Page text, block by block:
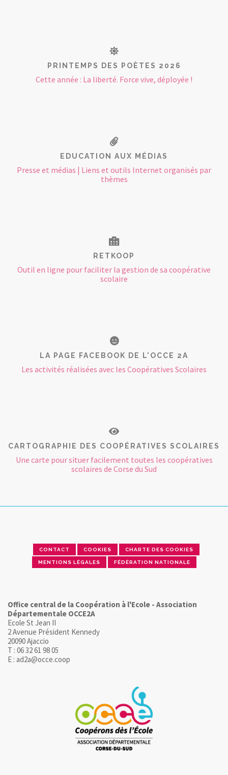
PRINTEMPS DES POÈTES 2026
Cette année : La liberté. Force vive, déployée !
EDUCATION AUX MÉDIAS
Presse et médias | Liens et outils Internet organisés par
thèmes
RETKOOP
Outil en ligne pour faciliter la gestion de sa coopérative
scolaire
LA PAGE FACEBOOK DE L'OCCE 2A
Les activités réalisées avec les Coopératives Scolaires
CARTOGRAPHIE DES COOPÉRATIVES SCOLAIRES
Une carte pour situer facilement toutes les coopératives
scolaires de Corse du Sud
CONTACT COOKIES CHARTE DES COOKIES
MENTIONS LÉGALES FÉDÉRATION NATIONALE
Office central de la Coopération à l'Ecole - Association
Départementale OCCE2A
Ecole St Jean II
2 Avenue Président Kennedy
20090 Ajaccio
T : 06 32 61 98 05
E : ad2a@occe.coop